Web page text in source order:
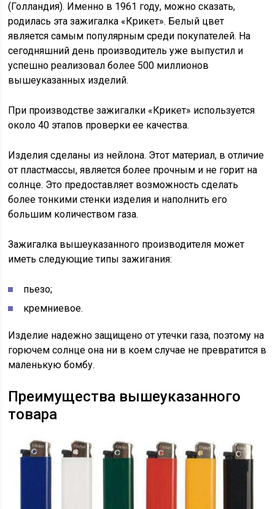
(Голландия). Именно в 1961 году, можно сказать,
родилась эта зажигалка «Крикет». Белый цвет
является самым популярным среди покупателей. На
сегодняшний день производитель уже выпустил и
успешно реализовал более 500 миллионов
вышеуказанных изделий.
При производстве зажигалки «Крикет» используется
около 40 этапов проверки ее качества.
Изделия сделаны из нейлона. Этот материал, в отличие
от пластмассы, является более прочным и не горит на
солнце. Это предоставляет возможность сделать
более тонкими стенки изделия и наполнить его
большим количеством газа.
Зажигалка вышеуказанного производителя может
иметь следующие типы зажигания:
пьезо;
кремниевое.
Изделие надежно защищено от утечки газа, поэтому на
горючем солнце она ни в коем случае не превратится в
маленькую бомбу.
Преимущества вышеуказанного
товара